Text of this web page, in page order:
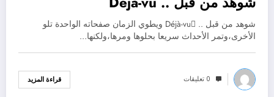
شوهد من قبل .. Déjà-vu ويطوي الزمان صفحاته الواحدة تلو
الأخرى،وتمر الأحداث سريعا بحلوها ومرها،ولكنها…
0 تعليقات قراءة المزيد